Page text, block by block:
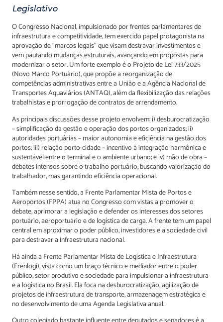
Legislativo
O Congresso Nacional, impulsionado por frentes parlamentares de
infraestrutura e competitividade, tem exercido papel protagonista na
aprovação de “marcos legais” que visam destravar investimentos e
vem pautando mudanças estruturais, avançando em propostas para
modernizar o setor. Um forte exemplo é o Projeto de Lei 733/2025
(Novo Marco Portuário), que propõe a reorganização de
competências administrativas entre a União e a Agência Nacional de
Transportes Aquaviários (ANTAQ), além da flexibilização das relações
trabalhistas e prorrogação de contratos de arrendamento.
As principais discussões desse projeto envolvem: i) desburocratização
– simplificação da gestão e operação dos portos organizados; ii)
autoridades portuárias – maior autonomia e eficiência na gestão dos
portos; iii) relação porto-cidade – incentivo à integração harmônica e
sustentável entre o terminal e o ambiente urbano; e iv) mão de obra –
debates intensos sobre o trabalho portuário, buscando valorização do
trabalhador, mas garantindo eficiência operacional.
Também nesse sentido, a Frente Parlamentar Mista de Portos e
Aeroportos (FPPA) atua no Congresso com vistas a promover o
debate, aprimorar a legislação e defender os interesses dos setores
portuário, aeroportuário e de logística de carga. A frente tem um papel
central em aproximar o poder público, investidores e a sociedade civil
para destravar a infraestrutura nacional.
Há ainda a Frente Parlamentar Mista de Logística e Infraestrutura
(Frenlogi), vista como um braço técnico e mediador entre o poder
público, setor produtivo e sociedade para impulsionar a infraestrutura
e a logística no Brasil. Ela foca na desburocratização, agilização de
projetos de infraestrutura de transporte, armazenagem estratégica e
no desenvolvimento de uma Agenda Legislativa anual.